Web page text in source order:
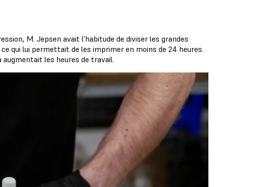
M. Jepsen avait l'habitude de diviser les grandes
qui lui permettait de les imprimer en moins de 24 heures.
les heures de travail.